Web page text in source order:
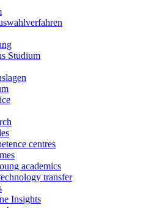
Studium
centres
academics
transfer
Insights